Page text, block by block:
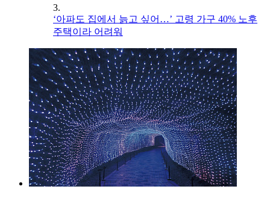
3.
‘아파도 집에서 늙고 싶어…’ 고령 가구 40% 노후
주택이라 어려워